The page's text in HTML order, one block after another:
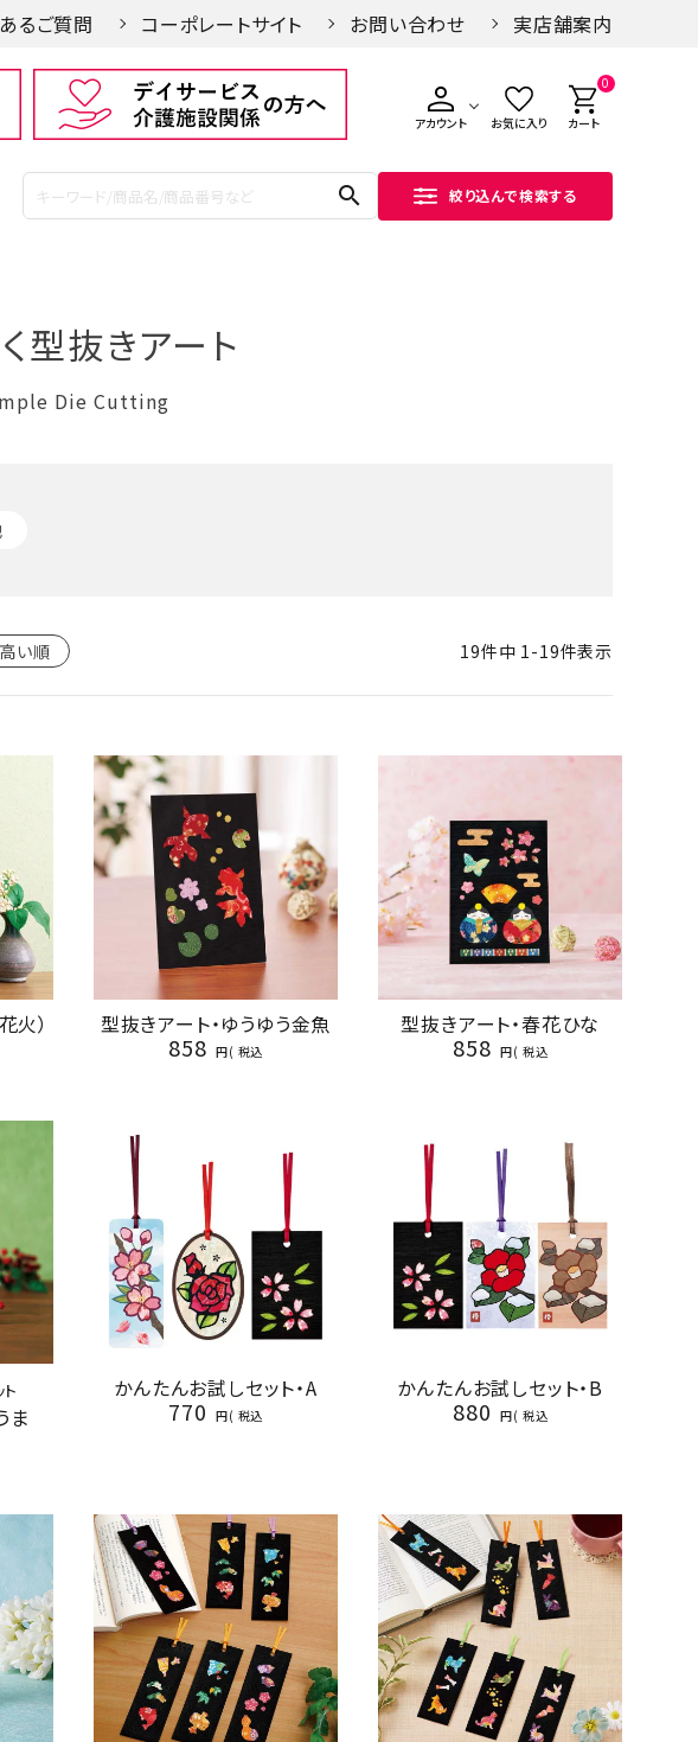
るご質問 コーポレートサイト お問い合わせ 実店舗案内
アカウント お気に入り
0
カート
search 絞り込んで検索する
型抜きアート
Die Cutting
い順 19件中 1-19件表示
火） 型抜きアート・ゆうゆう金魚
858 税込
型抜きアート・春花ひな
858 税込
ま
かんたんお試しセット・A
770 税込
かんたんお試しセット・B
880 税込